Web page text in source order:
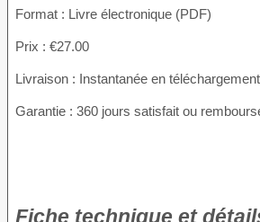
Format : Livre électronique (PDF)
Prix : €27.00
Livraison : Instantanée en téléchargement
Garantie : 360 jours satisfait ou
Fiche technique et